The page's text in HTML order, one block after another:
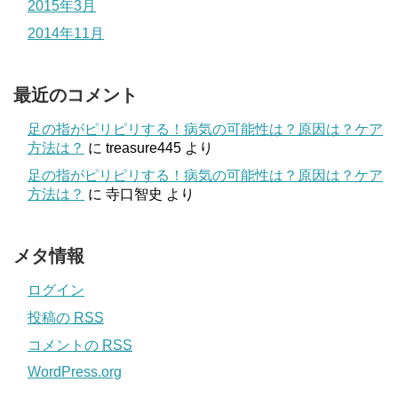
2015年3月
2014年11月
最近のコメント
足の指がピリピリする！病気の可能性は？原因は？ケア
方法は？ に treasure445 より
足の指がピリピリする！病気の可能性は？原因は？ケア
方法は？ に 寺口智史 より
メタ情報
ログイン
投稿の RSS
コメントの RSS
WordPress.org